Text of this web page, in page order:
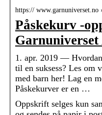
https:// www.garnuniverset.no
Påskekurv -
Garnuniverset
1. apr. 2019 —
til en suksess? Les om
med barn her! Lag en
Påskekurver er en …
Oppskrift selges kun